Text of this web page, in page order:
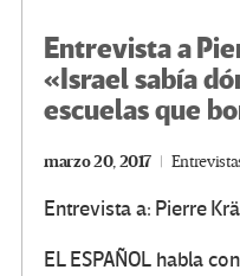
Entrevista a
«Israel sabía
escuelas que
marzo 20, 2017
Entrevista a: Pierre
EL ESPAÑOL habla